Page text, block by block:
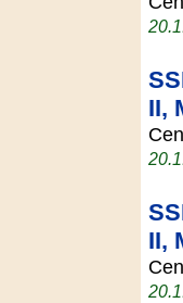
II,
II,